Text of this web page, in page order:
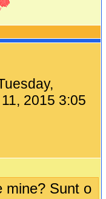
2015 3:05
mine? Sunt o